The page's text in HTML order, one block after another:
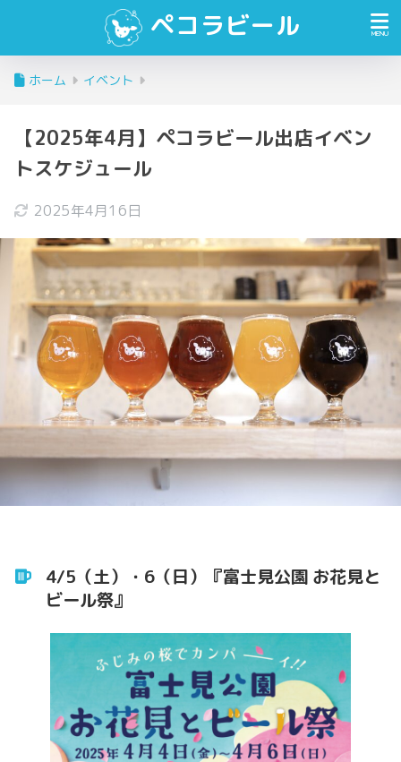
ペコラビール
ホーム イベント
【2025年4月】ペコラビール出店イベン
トスケジュール
2025年4月16日
4/5（土）・6（日）『富士見公園 お花見と
ビール祭』